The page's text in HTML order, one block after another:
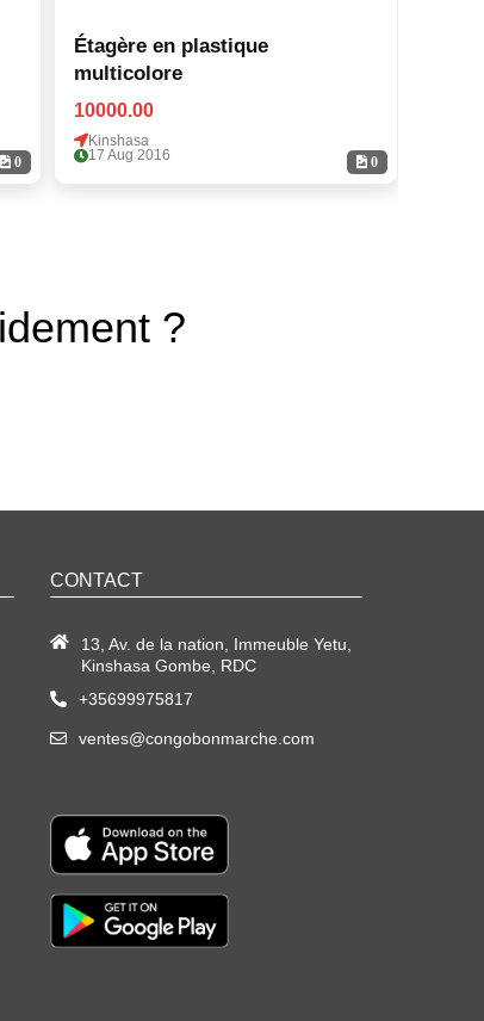
0 0
Étagère en plastique
multicolore
10000.00
Kinshasa
17 Aug 2016
?
CONTACT
13, Av. de la nation, Immeuble Yetu,
Kinshasa Gombe, RDC
+35699975817
ventes@congobonmarche.com